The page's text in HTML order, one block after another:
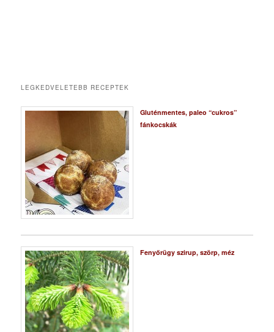
LEGKEDVELETEBB RECEPTEK
Gluténmentes, paleo “cukros”
fánkocskák
Fenyőrügy szirup, szörp, méz